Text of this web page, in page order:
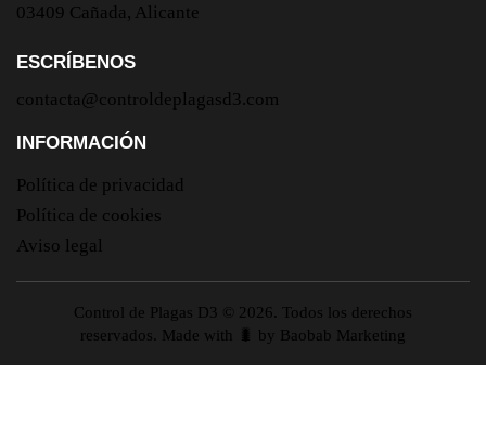
03409 Cañada, Alicante
ESCRÍBENOS
contacta@controldeplagasd3.com
INFORMACIÓN
Política de privacidad
Política de cookies
Aviso legal
Control de Plagas D3 © 2026. Todos los derechos
reservados. Made with 🐛 by
Baobab Marketing